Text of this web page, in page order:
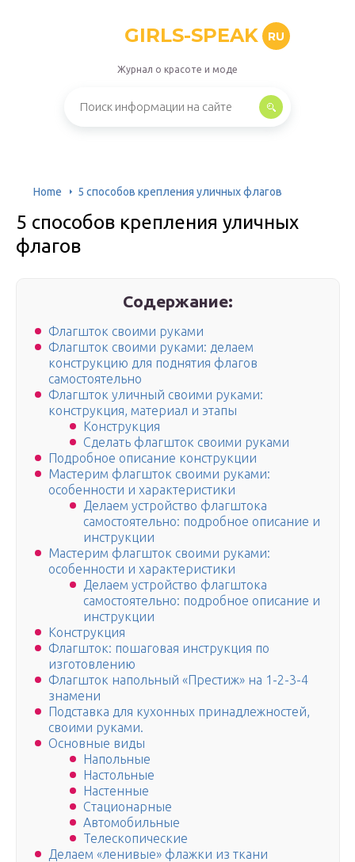
GIRLS-SPEAK RU
Журнал о красоте и моде
Home 5 способов крепления уличных флагов
5 способов крепления уличных
флагов
Содержание:
Флагшток своими руками
Флагшток своими руками: делаем
конструкцию для поднятия флагов
самостоятельно
Флагшток уличный своими руками:
конструкция, материал и этапы
Конструкция
Сделать флагшток своими руками
Подробное описание конструкции
Мастерим флагшток своими руками:
особенности и характеристики
Делаем устройство флагштока
самостоятельно: подробное описание и
инструкции
Мастерим флагшток своими руками:
особенности и характеристики
Делаем устройство флагштока
самостоятельно: подробное описание и
инструкции
Конструкция
Флагшток: пошаговая инструкция по
изготовлению
Флагшток напольный «Престиж» на 1-2-3-4
знамени
Подставка для кухонных принадлежностей,
своими руками.
Основные виды
Напольные
Настольные
Настенные
Стационарные
Автомобильные
Телескопические
Делаем «ленивые» флажки из ткани